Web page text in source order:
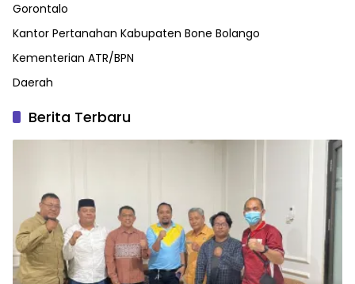
Gorontalo
Kantor Pertanahan Kabupaten Bone Bolango
Kementerian ATR/BPN
Daerah
Berita Terbaru